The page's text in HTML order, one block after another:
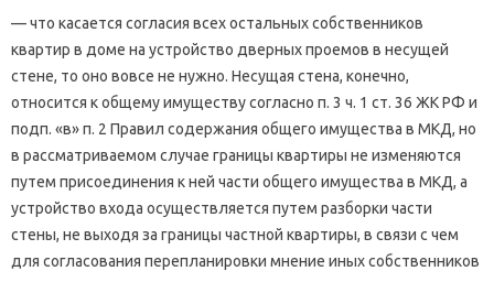
— что касается согласия всех остальных собственников
квартир в доме на устройство дверных проемов в несущей
стене, то оно вовсе не нужно. Несущая стена, конечно,
относится к общему имуществу согласно п. 3 ч. 1 ст. 36 ЖК РФ и
подп. «в» п. 2 Правил содержания общего имущества в МКД, но
в рассматриваемом случае границы квартиры не изменяются
путем присоединения к ней части общего имущества в МКД, а
устройство входа осуществляется путем разборки части
стены, не выходя за границы частной квартиры, в связи с чем
для согласования перепланировки мнение иных собственников